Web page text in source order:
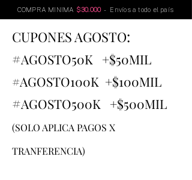
COMPRA MINIMA $30.000 - Envíos a todo el país
CUPONES AGOSTO:
#AGOSTO50K +$50MIL
#AGOSTO100K +$100MIL
#AGOSTO500K +$500MIL
(SOLO APLICA PAGOS X
TRANFERENCIA)